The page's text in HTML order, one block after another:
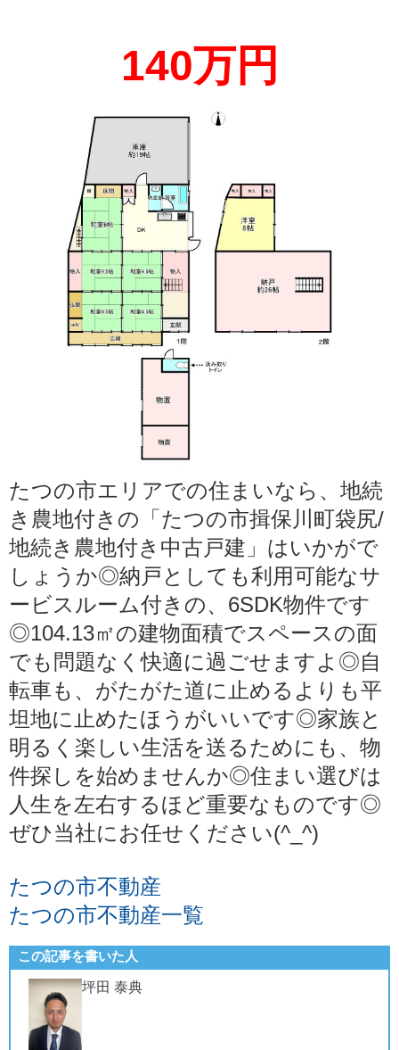
140万円
たつの市エリアでの住まいなら、地続
き農地付きの「たつの市揖保川町袋尻/
地続き農地付き中古戸建」はいかがで
しょうか◎納戸としても利用可能なサ
ービスルーム付きの、6SDK物件です
◎104.13㎡の建物面積でスペースの面
でも問題なく快適に過ごせますよ◎自
転車も、がたがた道に止めるよりも平
坦地に止めたほうがいいです◎家族と
明るく楽しい生活を送るためにも、物
件探しを始めませんか◎住まい選びは
人生を左右するほど重要なものです◎
ぜひ当社にお任せください(^_^)
たつの市不動産
たつの市不動産一覧
この記事を書いた人
坪田 泰典